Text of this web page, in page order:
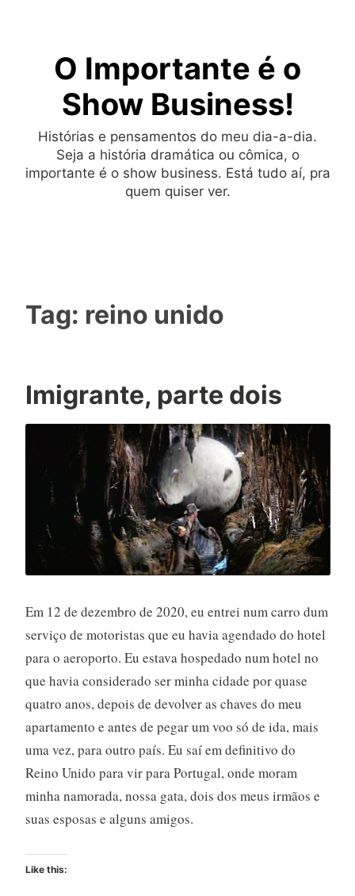
O Importante é o
Show Business!
Histórias e pensamentos do meu dia-a-dia.
Seja a história dramática ou cômica, o
importante é o show business. Está tudo aí, pra
quem quiser ver.
Tag: reino unido
Imigrante, parte dois
Em 12 de dezembro de 2020, eu entrei num carro dum
serviço de motoristas que eu havia agendado do hotel
para o aeroporto. Eu estava hospedado num hotel no
que havia considerado ser minha cidade por quase
quatro anos, depois de devolver as chaves do meu
apartamento e antes de pegar um voo só de ida, mais
uma vez, para outro país. Eu saí em definitivo do
Reino Unido para vir para Portugal, onde moram
minha namorada, nossa gata, dois dos meus irmãos e
suas esposas e alguns amigos.
Like this: